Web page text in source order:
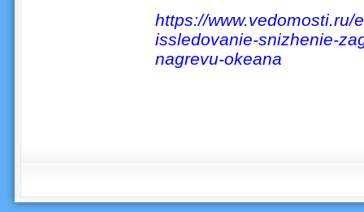
https://www.vedomosti.ru/
issledovanie-snizhenie-
nagrevu-okeana